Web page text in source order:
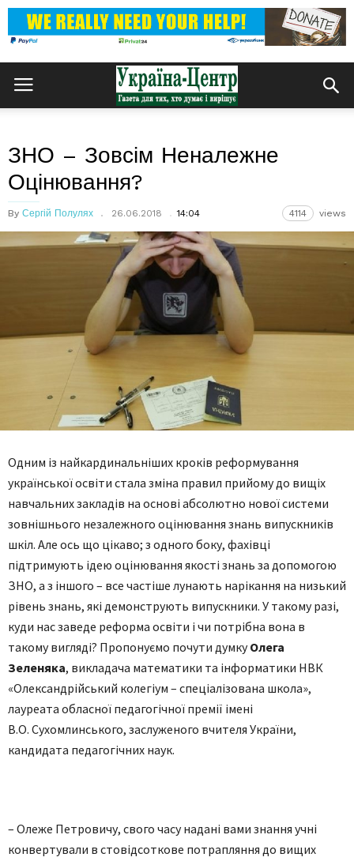
ЗНО – Зовсім Неналежне
Оцінювання?
By Сергій Полулях 26.06.2018 14:04 4114 views
Одним із найкардинальніших кроків реформування
української освіти стала зміна правил прийому до вищіх
навчальних закладів на основі абсолютно нової системи
зовнішнього незалежного оцінювання знань випускників
шкіл. Але ось що цікаво; з одного боку, фахівці
підтримують ідею оцінювання якості знань за допомогою
ЗНО, а з іншого – все частіше лунають нарікання на низький
рівень знань, які демонструють випускники. У такому разі,
куди нас заведе реформа освіти і чи потрібна вона в
такому вигляді? Пропонуємо почути думкуОлега
Зеленяка, викладача математики та інформатики НВК
«Олександрійський колегіум – спеціалізована школа»,
лауреата обласної педагогічної премії імені
В.О. Сухомлинського, заслуженого вчителя України,
кандидата педагогічних наук.
– Олеже Петровичу, свого часу надані вами знання учні
конвертували в стовідсоткове потрапляння до вищих